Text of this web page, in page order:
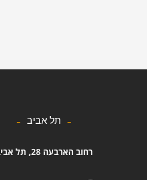
תל אביב
רחוב הארבעה 28, תל אביב